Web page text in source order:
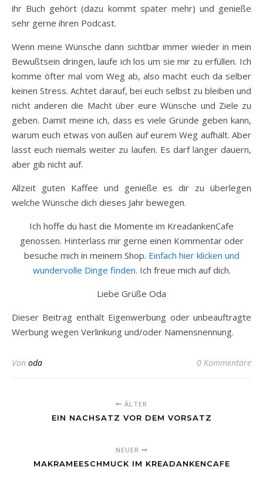
ihr Buch gehört (dazu kommt später mehr) und genieße
sehr gerne ihren Podcast.
Wenn meine Wünsche dann sichtbar immer wieder in mein
Bewußtsein dringen, laufe ich los um sie mir zu erfüllen. Ich
komme öfter mal vom Weg ab, also macht euch da selber
keinen Stress. Achtet darauf, bei euch selbst zu bleiben und
nicht anderen die Macht über eure Wünsche und Ziele zu
geben. Damit meine ich, dass es viele Gründe geben kann,
warum euch etwas von außen auf eurem Weg aufhält. Aber
lasst euch niemals weiter zu laufen. Es darf länger dauern,
aber gib nicht auf.
Allzeit guten Kaffee und genieße es dir zu überlegen
welche Wünsche dich dieses Jahr bewegen.
Ich hoffe du hast die Momente im KreadankenCafe
genossen. Hinterlass mir gerne einen Kommentar oder
besuche mich in meinem Shop. Einfach hier klicken und
wundervolle Dinge finden. Ich freue mich auf dich.
Liebe Grüße Oda
Dieser Beitrag enthält Eigenwerbung oder unbeauftragte
Werbung wegen Verlinkung und/oder Namensnennung.
Von oda 0 Kommentare
ÄLTER
EIN NACHSATZ VOR DEM VORSATZ
NEUER
MAKRAMEESCHMUCK IM KREADANKENCAFE